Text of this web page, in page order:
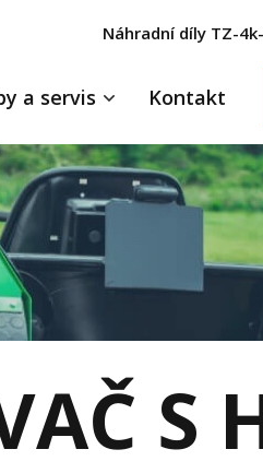
Náhradní díly TZ-
a servis Kontakt
S